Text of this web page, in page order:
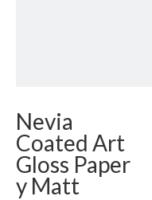
Nevia
Coated Art
Gloss Paper
y Matt